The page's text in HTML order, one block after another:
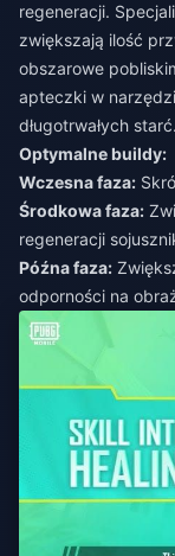
regeneracji.
zwiększają ilość
obszarowe
apteczki w
długotrwałych starć.
Optymalne buildy:
Wczesna faza:
Środkowa faza:
regeneracji
Późna faza:
odporności na